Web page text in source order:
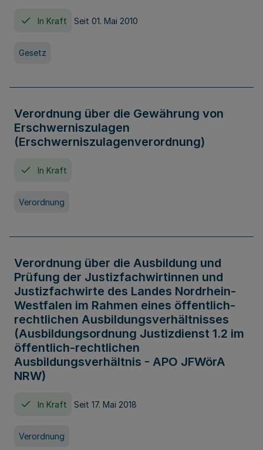
In Kraft Seit 01. Mai 2010
Gesetz
Verordnung über die Gewährung von
Erschwerniszulagen
(Erschwerniszulagenverordnung)
In Kraft
Verordnung
Verordnung über die Ausbildung und
Prüfung der Justizfachwirtinnen und
Justizfachwirte des Landes Nordrhein-
Westfalen im Rahmen eines öffentlich-
rechtlichen Ausbildungsverhältnisses
(Ausbildungsordnung Justizdienst 1.2 im
öffentlich-rechtlichen
Ausbildungsverhältnis - APO JFWörA
NRW)
In Kraft Seit 17. Mai 2018
Verordnung